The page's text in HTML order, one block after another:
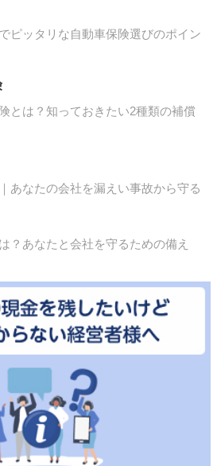
ピッタリな自動車保険選びのポイン
とは？知っておきたい2種類の補償
あなたの会社を漏えい事故から守る
？あなたと会社を守るための備え